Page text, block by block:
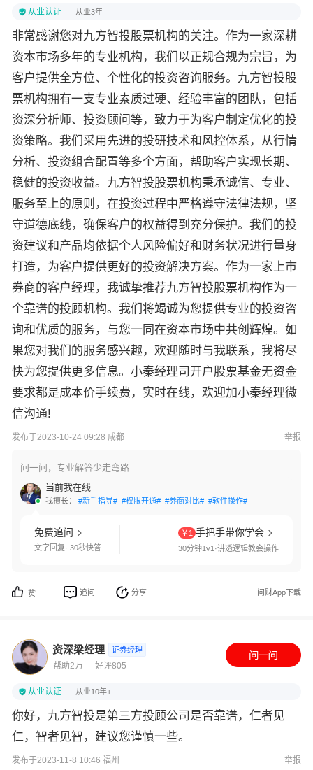
从业认证 从业3年
非常感谢您对九方智投股票机构的关注。作为一家深耕
资本市场多年的专业机构，我们以正规合规为宗旨，为
客户提供全方位、个性化的投资咨询服务。九方智投股
票机构拥有一支专业素质过硬、经验丰富的团队，包括
资深分析师、投资顾问等，致力于为客户制定优化的投
资策略。我们采用先进的投研技术和风控体系，从行情
分析、投资组合配置等多个方面，帮助客户实现长期、
稳健的投资收益。九方智投股票机构秉承诚信、专业、
服务至上的原则，在投资过程中严格遵守法律法规，坚
守道德底线，确保客户的权益得到充分保护。我们的投
资建议和产品均依据个人风险偏好和财务状况进行量身
打造，为客户提供更好的投资解决方案。作为一家上市
券商的客户经理，我诚挚推荐九方智投股票机构作为一
个靠谱的投顾机构。我们将竭诚为您提供专业的投资咨
询和优质的服务，与您一同在资本市场中共创辉煌。如
果您对我们的服务感兴趣，欢迎随时与我联系，我将尽
快为您提供更多信息。小秦经理司开户股票基金无资金
要求都是成本价手续费，实时在线，欢迎加小秦经理微
信沟通!
发布于2023-10-24 09:28 成都 举报
问一问，专业解答少走弯路
当前我在线
我擅长： #新手指导# #权限开通# #券商对比# #软件操作#
免费追问
文字回复· 30秒快答
￥1 手把手带你学会
30分钟1v1·讲透逻辑教会操作
赞 追问 分享 问财App下载
资深梁经理 证券经理
帮助2万 好评805
从业认证 从业10年+
你好，九方智投是第三方投顾公司是否靠谱，仁者见
仁，智者见智，建议您谨慎一些。
发布于2023-11-8 10:46 福州 举报